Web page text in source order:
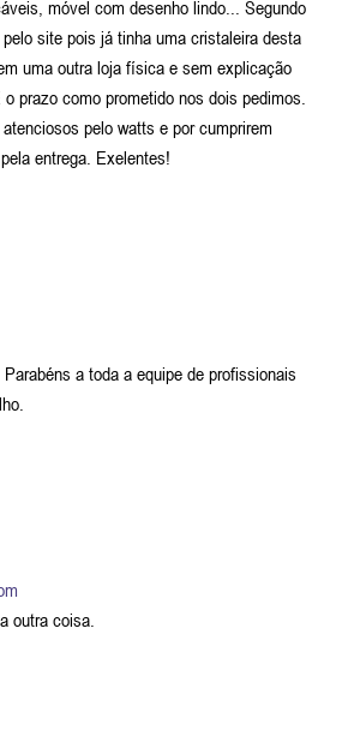
móvel com desenho lindo... Segundo
site pois já tinha uma cristaleira desta
uma outra loja física e sem explicação
prazo como prometido nos dois pedimos.
pelo watts e por cumprirem
entrega. Exelentes!
a toda a equipe de profissionais
outra coisa.